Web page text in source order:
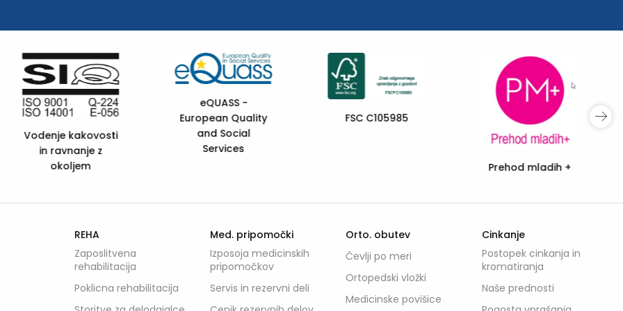
FSC C105985
Sofinancira
I feel Slovenia
REHA
Zaposlitvena
rehabilitacija
Poklicna rehabilitacija
Med. pripomočki
Izposoja medicinskih
pripomočkov
Servis in rezervni deli
Orto. obutev
Čevlji po meri
Ortopedski vložki
Medicinske povišice
Cinkanje
Postopek cinkanja in
kromatiranja
Naše prednosti